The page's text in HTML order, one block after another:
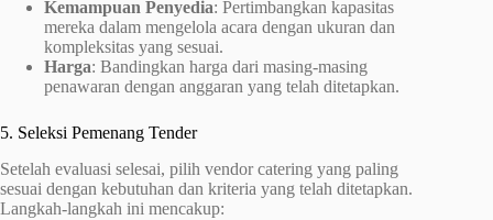
Kemampuan Penyedia: Pertimbangkan kapasitas
mereka dalam mengelola acara dengan ukuran dan
kompleksitas yang sesuai.
Harga: Bandingkan harga dari masing-masing
penawaran dengan anggaran yang telah ditetapkan.
5. Seleksi Pemenang Tender
Setelah evaluasi selesai, pilih vendor catering yang paling
sesuai dengan kebutuhan dan kriteria yang telah ditetapkan.
Langkah-langkah ini mencakup: